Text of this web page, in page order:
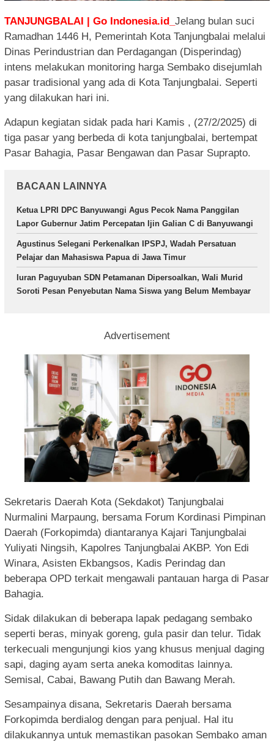
TANJUNGBALAI | Go Indonesia.id_ Jelang bulan suci
Ramadhan 1446 H, Pemerintah Kota Tanjungbalai melalui
Dinas Perindustrian dan Perdagangan (Disperindag)
intens melakukan monitoring harga Sembako disejumlah
pasar tradisional yang ada di Kota Tanjungbalai. Seperti
yang dilakukan hari ini.
Adapun kegiatan sidak pada hari Kamis , (27/2/2025) di
tiga pasar yang berbeda di kota tanjungbalai, bertempat
Pasar Bahagia, Pasar Bengawan dan Pasar Suprapto.
BACAAN LAINNYA
Ketua LPRI DPC Banyuwangi Agus Pecok Nama Panggilan
Lapor Gubernur Jatim Percepatan Ijin Galian C di Banyuwangi
Agustinus Selegani Perkenalkan IPSPJ, Wadah Persatuan
Pelajar dan Mahasiswa Papua di Jawa Timur
Iuran Paguyuban SDN Petamanan Dipersoalkan, Wali Murid
Soroti Pesan Penyebutan Nama Siswa yang Belum Membayar
Advertisement
Sekretaris Daerah Kota (Sekdakot) Tanjungbalai
Nurmalini Marpaung, bersama Forum Kordinasi Pimpinan
Daerah (Forkopimda) diantaranya Kajari Tanjungbalai
Yuliyati Ningsih, Kapolres Tanjungbalai AKBP. Yon Edi
Winara, Asisten Ekbangsos, Kadis Perindag dan
beberapa OPD terkait mengawali pantauan harga di Pasar
Bahagia.
Sidak dilakukan di beberapa lapak pedagang sembako
seperti beras, minyak goreng, gula pasir dan telur. Tidak
terkecuali mengunjungi kios yang khusus menjual daging
sapi, daging ayam serta aneka komoditas lainnya.
Semisal, Cabai, Bawang Putih dan Bawang Merah.
Sesampainya disana, Sekretaris Daerah bersama
Forkopimda berdialog dengan para penjual. Hal itu
dilakukannya untuk memastikan pasokan Sembako aman